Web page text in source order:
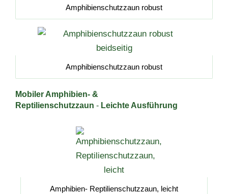
Amphibienschutzzaun robust
Amphibienschutzzaun robust
Mobiler Amphibien- &
Reptilienschutzzaun - Leichte Ausführung
Amphibien- Reptilienschutzzaun, leicht